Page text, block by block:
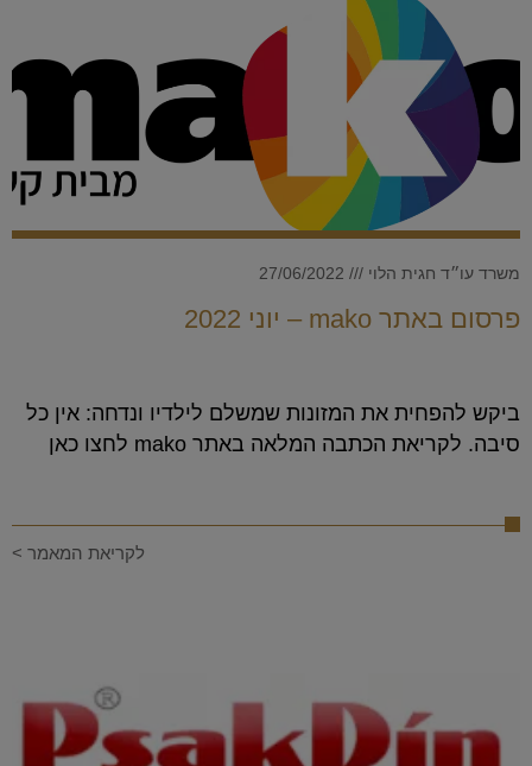
פרסום באתר mako – יוני 2022
משרד עו״ד חגית הלוי
ביקש להפחית את המזונות שמשלם לילדיו ונדחה: אין כל
סיבה. לקריאת הכתבה המלאה באתר mako לחצו כאן
לקריאת המאמר >